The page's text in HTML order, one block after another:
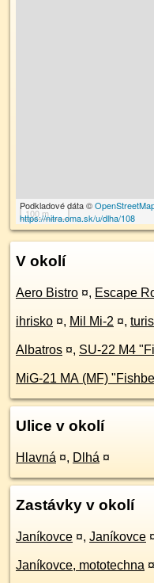
100 m
Podkladové dáta ©
https://nitra.oma.sk/u/dlha/108
V okolí
Aero Bistro ¤, Escape
ihrisko ¤, Mil Mi-2 ¤,
Albatros ¤, SU-22 M4
MiG-21 MA (MF)
Ulice v okolí
Hlavná ¤, Dlhá ¤
Zastávky v okolí
Janíkovce ¤, Janíkovce
Janíkovce, mototechna ¤